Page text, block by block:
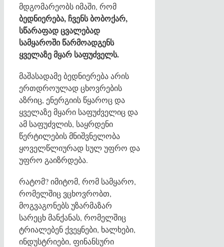
მდგომარეობს იმაში, რომ
ბედნიერება, ჩვენს ბობოქარ,
სწარაფად ცვალებად
სამყაროში წარმოადგენს
ყველაზე მყარ საფუძველს.
მაშასადამე ბედნიერება არის
ერთდროულად ცხოვრების
აზრიც, ენერგიის წყაროც და
ყველაზე მყარი საფუძველიც და
ამ საფუძვლის, საყრდენი
წერტილების მნიშვნელობა
ყოველწლიურად სულ უფრო და
უფრო გაიზრდება.
რატომ? იმიტომ, რომ სამყარო,
რომელშიც ვცხოვრობთ,
მოგვაგონებს უზარმაზარ
სარეცხ მანქანას, რომელშიც
ტრიალებენ ქვეყნები, ხალხები,
ინდუსტრიები, ფინანსური